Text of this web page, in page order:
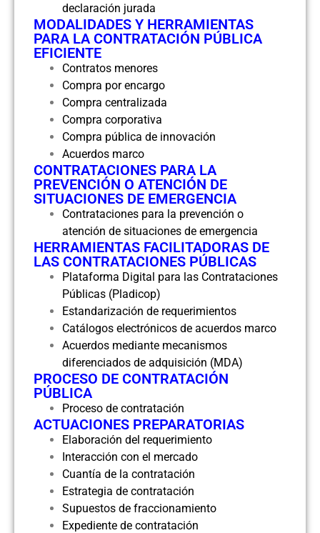
declaración jurada
MODALIDADES Y HERRAMIENTAS
PARA LA CONTRATACIÓN PÚBLICA
EFICIENTE
Contratos menores
Compra por encargo
Compra centralizada
Compra corporativa
Compra pública de innovación
Acuerdos marco
CONTRATACIONES PARA LA
PREVENCIÓN O ATENCIÓN DE
SITUACIONES DE EMERGENCIA
Contrataciones para la prevención o
atención de situaciones de emergencia
HERRAMIENTAS FACILITADORAS DE
LAS CONTRATACIONES PÚBLICAS
Plataforma Digital para las Contrataciones
Públicas (Pladicop)
Estandarización de requerimientos
Catálogos electrónicos de acuerdos marco
Acuerdos mediante mecanismos
diferenciados de adquisición (MDA)
PROCESO DE CONTRATACIÓN
PÚBLICA
Proceso de contratación
ACTUACIONES PREPARATORIAS
Elaboración del requerimiento
Interacción con el mercado
Cuantía de la contratación
Estrategia de contratación
Supuestos de fraccionamiento
Expediente de contratación